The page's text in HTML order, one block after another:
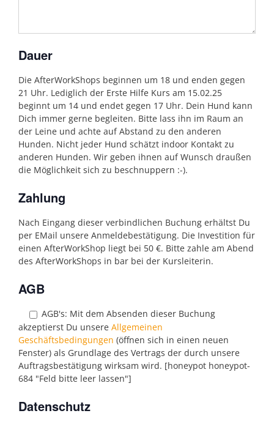
Dauer
Die AfterWorkShops beginnen um 18 und enden gegen
21 Uhr. Lediglich der Erste Hilfe Kurs am 15.02.25
beginnt um 14 und endet gegen 17 Uhr. Dein Hund kann
Dich immer gerne begleiten. Bitte lass ihn im Raum an
der Leine und achte auf Abstand zu den anderen
Hunden. Nicht jeder Hund schätzt indoor Kontakt zu
anderen Hunden. Wir geben ihnen auf Wunsch draußen
die Möglichkeit sich zu beschnuppern :-).
Zahlung
Nach Eingang dieser verbindlichen Buchung erhältst Du
per EMail unsere Anmeldebestätigung. Die Investition für
einen AfterWorkShop liegt bei 50 €. Bitte zahle am Abend
des AfterWorkShops in bar bei der Kursleiterin.
AGB
AGB's: Mit dem Absenden dieser Buchung
akzeptierst Du unsere Allgemeinen
Geschäftsbedingungen (öffnen sich in einen neuen
Fenster) als Grundlage des Vertrags der durch unsere
Auftragsbestätigung wirksam wird. [honeypot honeypot-
684 "Feld bitte leer lassen"]
Datenschutz